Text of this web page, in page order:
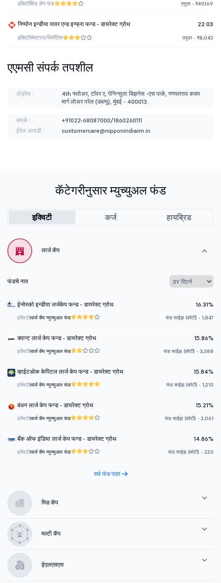
इक्विटीमिड कॅप फंड एयूएम - ₹49,169
निप्पोन इन्डीया पावर एन्ड इन्फ्रा फन्ड - डायरेक्ट ग्रोथ 22.03
इक्विटीसेक्टरल/थिमॅटिक एयूएम - ₹8,043
एएमसी संपर्क तपशील
ॲड्रेस :
4th फ्लोअर, टॉवर ए, पेनिन्सुला बिझनेस -एस पार्क, गणपतराव कदम
मार्ग लोअर परेल (डब्ल्यू), मुंबई - 400013.
संपर्क :
+91022-68087000/1860260111
ईमेल आयडी :
customercare@nipponindiaim.in
कॅटेगरीनुसार म्युच्युअल फंड
इक्विटी कर्ज हायब्रिड
लार्ज कॅप
फंडचे नाव
ईन्वेस्को इन्डीया लर्जकेप फन्ड - डायरेक्ट ग्रोथ 16.31%
इक्विटीलार्ज कॅप म्युच्युअल फंड फंड साईझ (कोटी) - 1,847
क्वान्ट लार्ज केप फन्ड - डायरेक्ट ग्रोथ 15.86%
इक्विटीलार्ज कॅप म्युच्युअल फंड फंड साईझ (कोटी) - 3,388
व्हाईटओक केपिटल लार्ज केप फन्ड - डायरेक्ट ग्रोथ 15.84%
इक्विटीलार्ज कॅप म्युच्युअल फंड फंड साईझ (कोटी) - 1,210
बंधन लार्ज केप फन्ड - डायरेक्ट ग्रोथ 15.21%
इक्विटीलार्ज कॅप म्युच्युअल फंड फंड साईझ (कोटी) - 2,061
बँक ऑफ इंडिया लार्ज केप फन्ड - डायरेक्ट ग्रोथ 14.86%
इक्विटीलार्ज कॅप म्युच्युअल फंड फंड साईझ (कोटी) - 220
सर्व फंड पाहा
मिड कॅप
मल्टी कॅप
ईएलएसएस